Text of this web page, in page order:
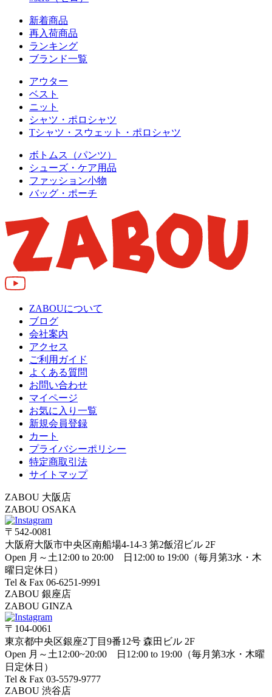
新着商品
再入荷商品
ランキング
ブランド一覧
アウター
ベスト
ニット
シャツ・ポロシャツ
Tシャツ・スウェット・ポロシャツ
ボトムス（パンツ）
シューズ・ケア用品
ファッション小物
バッグ・ポーチ
ZABOUについて
ブログ
会社案内
アクセス
ご利用ガイド
よくある質問
お問い合わせ
マイページ
お気に入り一覧
新規会員登録
カート
プライバシーポリシー
特定商取引法
サイトマップ
ZABOU 大阪店
ZABOU OSAKA
〒542-0081
大阪府大阪市中央区南船場4-14-3 第2飯沼ビル 2F
Open 月～土12:00 to 20:00 日12:00 to 19:00（毎月第3水・木
曜日定休日）
Tel & Fax 06-6251-9991
ZABOU 銀座店
ZABOU GINZA
〒104-0061
東京都中央区銀座2丁目9番12号 森田ビル 2F
Open 月～土12:00~20:00 日12:00 to 19:00（毎月第3水・木曜
日定休日）
Tel & Fax 03-5579-9777
ZABOU 渋谷店